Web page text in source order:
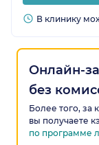
В клинику
Онлайн-
без
Более того, за
вы получаете
по программе